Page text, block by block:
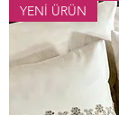
YENİ ÜRÜN